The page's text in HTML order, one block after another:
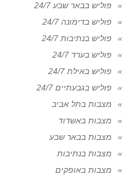
פוליש בבאר שבע 24/7
פוליש בדימונה 24/7
פוליש בנתיבות 24/7
פוליש בערד 24/7
פוליש באילת 24/7
פוליש בגבעתיים 24/7
מצבות בתל אביב
מצבות באשדוד
מצבות בבאר שבע
מצבות בנתיבות
מצבות באופקים